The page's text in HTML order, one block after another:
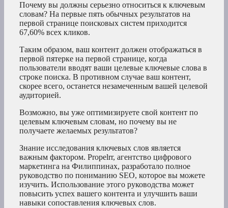
Почему вы должны серьезно относиться к ключевым
словам? На первые пять обычных результатов на
первой странице поисковых систем приходится
67,60% всех кликов.
Таким образом, ваш контент должен отображаться в
первой пятерке на первой странице, когда
пользователи вводят ваши целевые ключевые слова в
строке поиска. В противном случае ваш контент,
скорее всего, останется незамеченным вашей целевой
аудиторией.
Возможно, вы уже оптимизируете свой контент по
целевым ключевым словам, но почему вы не
получаете желаемых результатов?
Знание исследования ключевых слов является
важным фактором. Propelrr, агентство цифрового
маркетинга на Филиппинах, разработало полное
руководство по пониманию SEO, которое вы можете
изучить. Использование этого руководства может
повысить успех вашего контента и улучшить ваши
навыки сопоставления ключевых слов.